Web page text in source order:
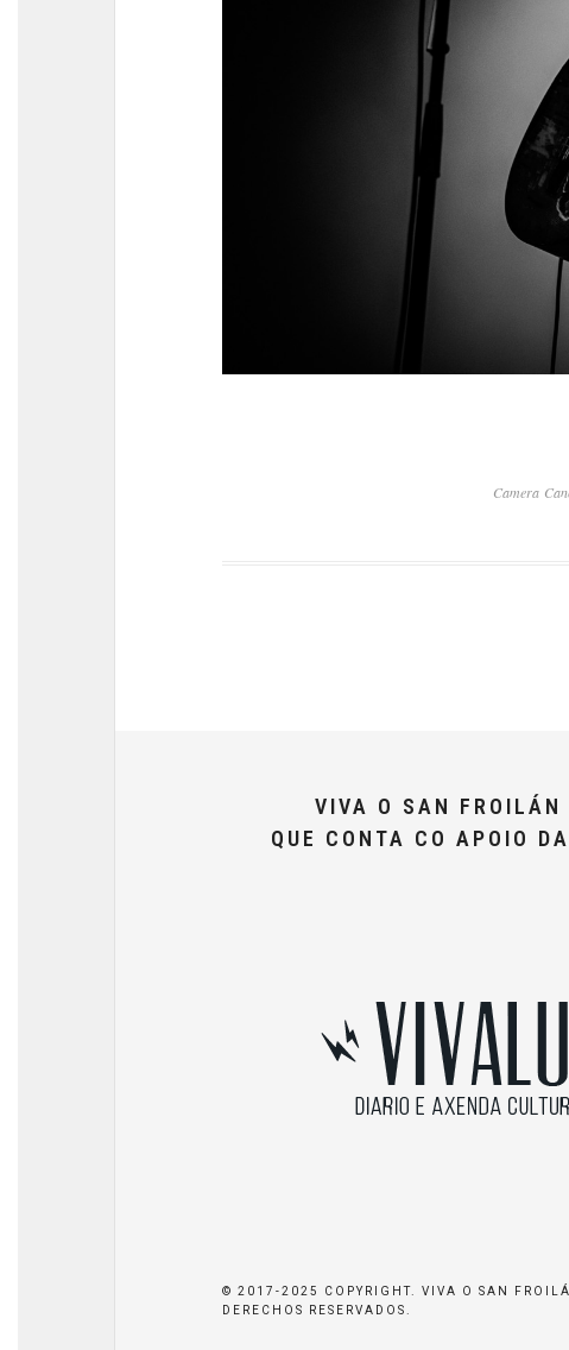
Camera
VIVA O SAN FROILÁN
QUE CONTA CO APOIO DA
© 2017-2025 COPYRIGHT. VIVA O SAN
DERECHOS RESERVADOS.